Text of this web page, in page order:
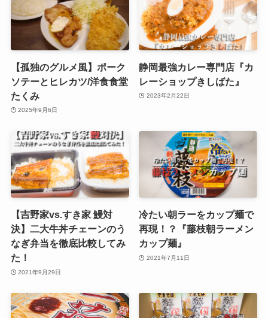
【孤独のグルメ風】ポーク
ソテーとヒレカツ/洋食食堂
たくみ
2025年9月6日
静岡最強カレー専門店『カ
レーショップきしばた』
2023年2月22日
【吉野家vs.すき家 鰻対
決】二大牛丼チェーンのう
なぎ弁当を徹底比較してみ
た！
2021年9月29日
冷たい朝ラーをカップ麺で
再現！？『藤枝朝ラーメン
カップ麺』
2021年7月11日